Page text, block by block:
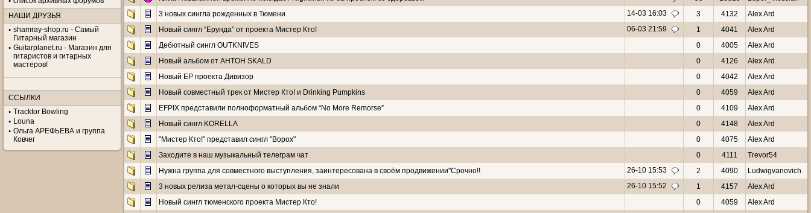
НАШИ ДРУЗЬЯ
shamray-shop.ru - Самый
Гитарный магазин
Guitarplanet.ru - Магазин для
гитаристов и гитарных
мастеров!
ССЫЛКИ
Tracktor Bowling
Louna
Ольга АРЕФЬЕВА и группа
Ковчег
3 новых сингла рожденных в Тюмени
14-03 16:03 3 4132
Alex Ard
Новый сингл “Ерунда” от проекта Мистер Кто!
06-03 21:59 1 4041
Alex Ard
Дебютный сингл OUTKNIVES
0 4005
Alex Ard
Новый альбом от AHTOH SKALD
0 4126
Alex Ard
Новый EP проекта Дивизор
0 4042
Alex Ard
Новый совместный трек от Мистер Кто! и Drinking Pumpkins
0 4059
Alex Ard
EFPIX представили полноформатный альбом “No More Remorse”
0 4109
Alex Ard
Новый сингл KORELLA
0 4148
Alex Ard
"Мистер Кто!" представил сингл "Ворох"
0 4075
Alex Ard
Заходите в наш музыкальный телеграм чат
0 4111
Trevor54
Нужна группа для совместного выступления, заинтересована в своём продвижении"Срочно!!
26-10 15:53 2 4090
Ludwigvanovich
3 новых релиза метал-сцены о которых вы не знали
26-10 15:52 1 4157
Alex Ard
Новый сингл тюменского проекта Мистер Кто!
0 4059
Alex Ard